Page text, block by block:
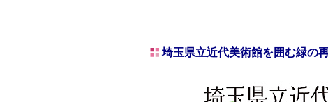
埼玉県立近代美術館を囲む緑の